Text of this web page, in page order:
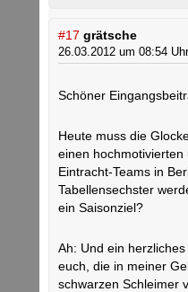
#17 grätsche
26.03.2012 um 08:54 Uhr
Schöner
Heute muss die
einen
Eintracht-Teams in
Tabellensechster
ein Saisonziel?
Ah: Und ein
euch, die in meiner
schwarzen Schleimer